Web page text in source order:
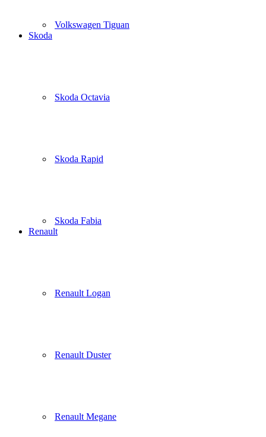
Volkswagen Tiguan
Skoda
Skoda Octavia
Skoda Rapid
Skoda Fabia
Renault
Renault Logan
Renault Duster
Renault Megane